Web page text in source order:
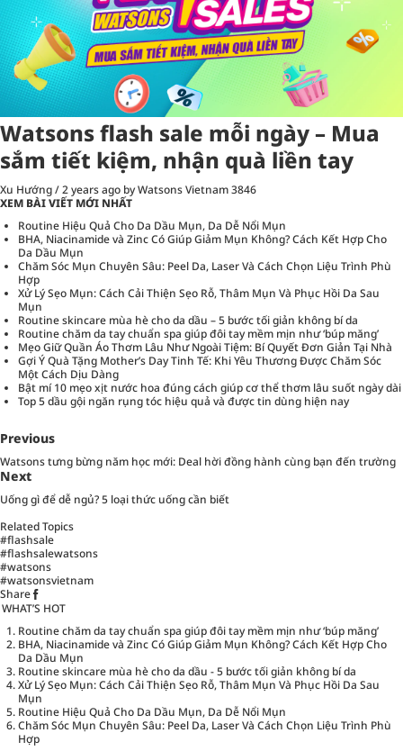
Watsons flash sale mỗi ngày – Mua
sắm tiết kiệm, nhận quà liền tay
Xu Hướng/2 years ago by Watsons Vietnam3846
XEM BÀI VIẾT MỚI NHẤT
Routine Hiệu Quả Cho Da Dầu Mụn, Da Dễ Nổi Mụn
BHA, Niacinamide và Zinc Có Giúp Giảm Mụn Không? Cách Kết Hợp Cho
Da Dầu Mụn
Chăm Sóc Mụn Chuyên Sâu: Peel Da, Laser Và Cách Chọn Liệu Trình Phù
Hợp
Xử Lý Sẹo Mụn: Cách Cải Thiện Sẹo Rỗ, Thâm Mụn Và Phục Hồi Da Sau
Mụn
Routine skincare mùa hè cho da dầu – 5 bước tối giản không bí da
Routine chăm da tay chuẩn spa giúp đôi tay mềm mịn như ‘búp măng’
Mẹo Giữ Quần Áo Thơm Lâu Như Ngoài Tiệm: Bí Quyết Đơn Giản Tại Nhà
Gợi Ý Quà Tặng Mother’s Day Tinh Tế: Khi Yêu Thương Được Chăm Sóc
Một Cách Dịu Dàng
Bật mí 10 mẹo xịt nước hoa đúng cách giúp cơ thể thơm lâu suốt ngày dài
Top 5 dầu gội ngăn rụng tóc hiệu quả và được tin dùng hiện nay
Previous
Watsons tưng bừng năm học mới: Deal hời đồng hành cùng bạn đến trường
Next
Uống gì để dễ ngủ? 5 loại thức uống cần biết
Related Topics
#flashsale
#flashsalewatsons
#watsons
#watsonsvietnam
Share
WHAT’S HOT
Routine chăm da tay chuẩn spa giúp đôi tay mềm mịn như ‘búp măng’
BHA, Niacinamide và Zinc Có Giúp Giảm Mụn Không? Cách Kết Hợp Cho
Da Dầu Mụn
Routine skincare mùa hè cho da dầu - 5 bước tối giản không bí da
Xử Lý Sẹo Mụn: Cách Cải Thiện Sẹo Rỗ, Thâm Mụn Và Phục Hồi Da Sau
Mụn
Routine Hiệu Quả Cho Da Dầu Mụn, Da Dễ Nổi Mụn
Chăm Sóc Mụn Chuyên Sâu: Peel Da, Laser Và Cách Chọn Liệu Trình Phù
Hợp